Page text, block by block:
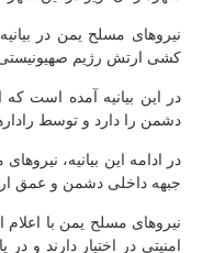
نیروهای مسلح یمن در
کشی ارتش رژیم
در این بیانیه آمده است
دشمن را دارد و توسط
در ادامه این بیانیه،
جبهه داخلی دشمن و عمق
نیروهای مسلح یمن با
امنیتی در اختیار دارند و